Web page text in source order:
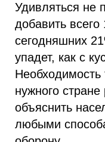
Удивляться не
добавить
сегодняшних
упадет, как с
Необходимость
нужного
объяснить
любыми